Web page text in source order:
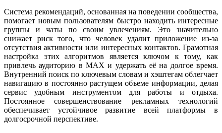
Система рекомендаций, основанная на поведении сообщества,
помогает новым пользователям быстро находить интересные
группы и чаты по своим увлечениям. Это значительно
снижает риск того, что человек удалит приложение из-за
отсутствия активности или интересных контактов. Грамотная
настройка этих алгоритмов является ключом к тому, как
привлечь аудиторию в MAX и удержать её на долгое время.
Внутренний поиск по ключевым словам и хэштегам облегчает
навигацию в постоянно растущем объеме информации, делая
сервис удобным инструментом для работы и отдыха.
Постоянное совершенствование рекламных технологий
обеспечивает устойчивое развитие всей платформы в
долгосрочной перспективе.